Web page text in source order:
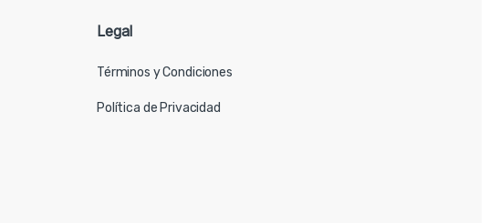
Legal
Términos y Condiciones
Política de Privacidad